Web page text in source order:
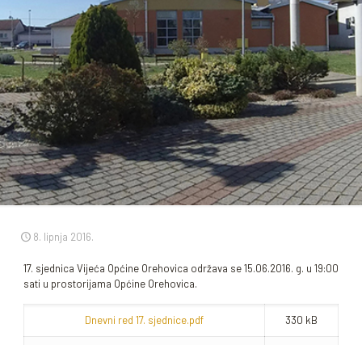
8. lipnja 2016.
17. sjednica Vijeća Općine Orehovica održava se 15.06.2016. g. u 19:00
sati u prostorijama Općine Orehovica.
Dnevni red 17. sjednice.pdf 330 kB